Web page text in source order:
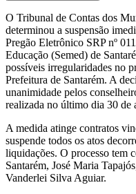
O Tribunal de Contas dos
determinou a suspensão
Pregão Eletrônico SRP nº
Educação (Semed) de
possíveis irregularidades no
Prefeitura de Santarém. A
unanimidade pelos
realizada no último dia 30 de
A medida atinge contratos
suspende todos os atos
liquidações. O processo tem
Santarém, José Maria
Vanderlei Silva Aguiar.